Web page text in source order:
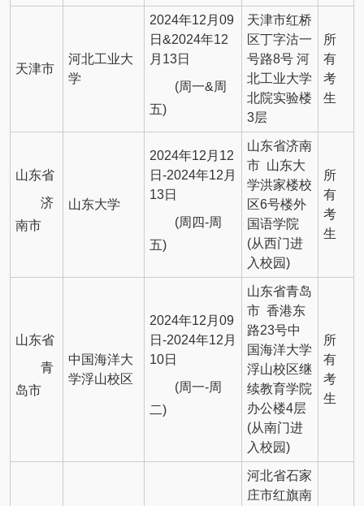
天津市
河北工业大
学
2024年12月09
日&2024年12
月13日
(周一&周
五)
天津市红桥
区丁字沽一
号路8号 河
北工业大学
北院实验楼
3层
所
有
考
生
山东省
济
南市
山东大学
2024年12月12
日-2024年12月
13日
(周四-周
五)
山东省济南
市 山东大
学洪家楼校
区6号楼外
国语学院
(从西门进
入校园)
所
有
考
生
山东省
青
岛市
中国海洋大
学浮山校区
2024年12月09
日-2024年12月
10日
(周一-周
二)
山东省青岛
市 香港东
路23号中
国海洋大学
浮山校区继
续教育学院
办公楼4层
(从南门进
入校园)
所
有
考
生
河北省石家
庄市红旗南